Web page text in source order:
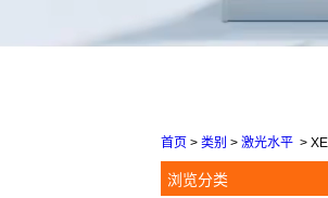
首页 > 类别 > 激光水平 >
浏览分类